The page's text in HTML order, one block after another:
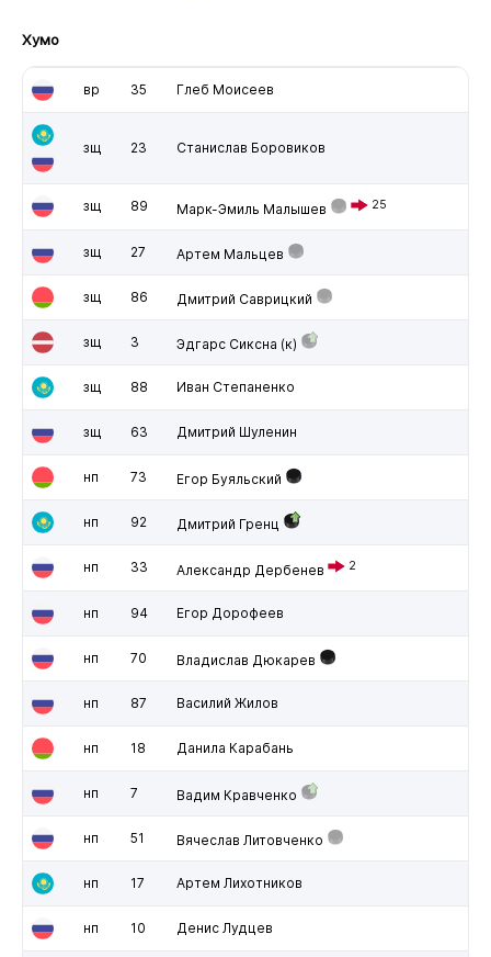
Хумо
вр 35 Глеб Моисеев
зщ 23 Станислав Боровиков
зщ 89 Марк-Эмиль Малышев 25
зщ 27 Артем Мальцев
зщ 86 Дмитрий Саврицкий
зщ 3 Эдгарс Сиксна (к)
зщ 88 Иван Степаненко
зщ 63 Дмитрий Шуленин
нп 73 Егор Буяльский
нп 92 Дмитрий Гренц
нп 33 Александр Дербенев 2
нп 94 Егор Дорофеев
нп 70 Владислав Дюкарев
нп 87 Василий Жилов
нп 18 Данила Карабань
нп 7 Вадим Кравченко
нп 51 Вячеслав Литовченко
нп 17 Артем Лихотников
нп 10 Денис Лудцев